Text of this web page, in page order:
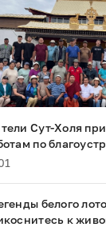
Сут-Холя
по
«Устуу-
белого
к